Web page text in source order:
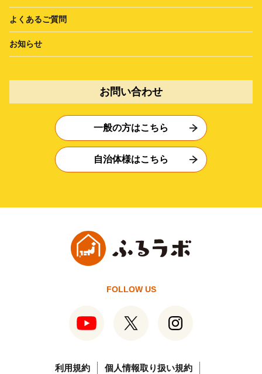
よくあるご質問
お知らせ
お問い合わせ
一般の方はこちら
自治体様はこちら
FOLLOW US
利用規約 個人情報取り扱い規約